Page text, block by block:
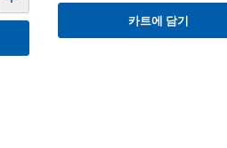
카트에 담기